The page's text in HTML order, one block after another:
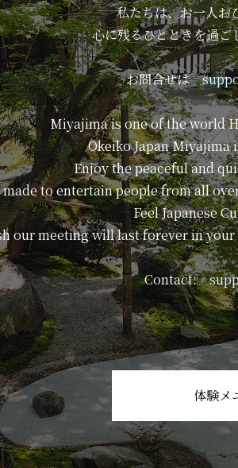
私たちは、お一人お
心に残るひとときを過ご
お問合せは
Miyajima is one of the world
Okeiko Japan Miyajima
Enjoy the peaceful and
to entertain people from all
Feel Japanese
our meeting will last forever in
Contact:
体験メ